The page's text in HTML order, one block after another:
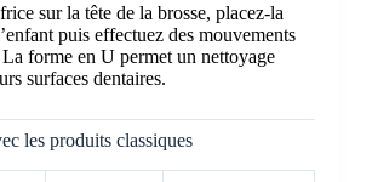
sur la tête de la brosse, placez-la
puis effectuez des mouvements
forme en U permet un nettoyage
surfaces dentaires.
les produits classiques